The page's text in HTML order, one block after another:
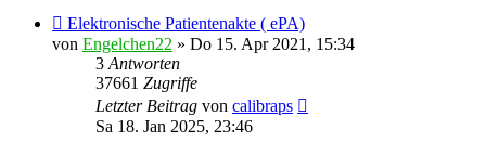
Elektronische Patientenakte ( ePA)
von Engelchen22 » Do 15. Apr 2021, 15:34
3Antworten
37661 Zugriffe
Letzter Beitrag von calibraps
Sa 18. Jan 2025, 23:46